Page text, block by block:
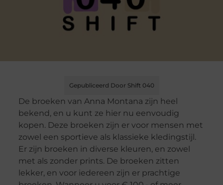
Gepubliceerd Door Shift 040
De broeken van Anna Montana zijn heel
bekend, en u kunt ze hier nu eenvoudig
kopen. Deze broeken zijn er voor mensen met
zowel een sportieve als klassieke kledingstijl.
Er zijn broeken in diverse kleuren, en zowel
met als zonder prints. De broeken zitten
lekker, en voor iedereen zijn er prachtige